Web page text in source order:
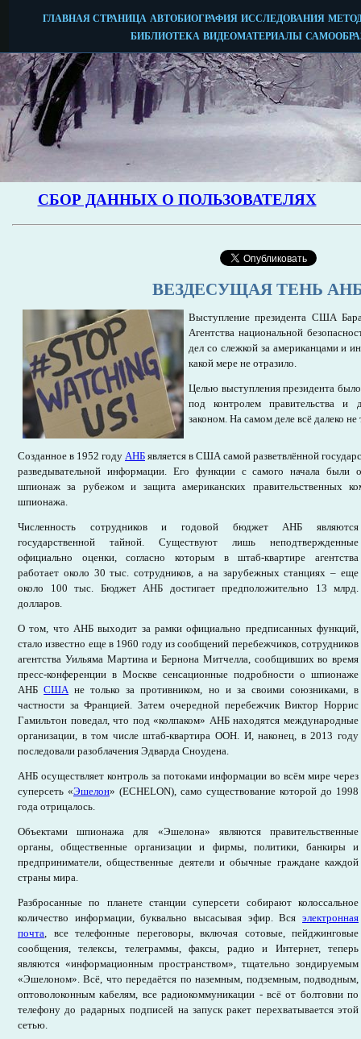
ВЕЗДЕСУЩАЯ ТЕНЬ
Выступление президента США
Агентства национальной
дел со слежкой за американцами и
какой мере не отразило.
Целью выступления президента
под контролем правительства и
законом. На самом деле всё далеко не
Созданное в 1952 году АНБ является в США самой разветвлённой
разведывательной информации. Его функции с самого начала были
шпионаж за рубежом и защита американских правительственных
шпионажа.
Численность сотрудников и годовой бюджет АНБ являются
государственной тайной. Существуют лишь неподтвержденные
официально оценки, согласно которым в штаб-квартире агентства
работает около 30 тыс. сотрудников, а на зарубежных станциях – еще
около 100 тыс. Бюджет АНБ достигает предположительно 13 млрд.
долларов.
О том, что АНБ выходит за рамки официально предписанных функций,
стало известно еще в 1960 году из сообщений перебежчиков, сотрудников
агентства Уильяма Мартина и Бернона Митчелла, сообщивших во время
пресс-конференции в Москве сенсационные подробности о шпионаже
АНБСШАне только за противником, но и за своими союзниками, в
частности за Францией. Затем очередной перебежчик Виктор Норрис
Гамильтон поведал, что под «колпаком» АНБ находятся международные
организации, в том числе штаб-квартира ООН. И, наконец, в 2013 году
последовали разоблачения Эдварда Сноудена.
АНБ осуществляет контроль за потоками информации во всём мире через
суперсеть «Эшелон» (ECHELON), само существование которой до 1998
года отрицалось.
Объектами шпионажа для «Эшелона» являются правительственные
органы, общественные организации и фирмы, политики, банкиры и
предприниматели, общественные деятели и обычные граждане каждой
страны мира.
Разбросанные по планете станции суперсети собирают колоссальное
количество информации, буквально высасывая эфир. Вся электронная
почта, все телефонные переговоры, включая сотовые, пейджинговые
сообщения, телексы, телеграммы, факсы, радио и Интернет, теперь
являются «информационным пространством», тщательно зондируемым
«Эшелоном». Всё, что передаётся по наземным, подземным, подводным,
оптоволоконным кабелям, все радиокоммуникации - всё от болтовни по
телефону до радарных подписей на запуск ракет перехватывается этой
сетью.